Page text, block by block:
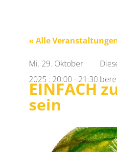
« Alle
Mi. 29. Oktober
2025 : 20:00- 21:30
EINFACH
sein